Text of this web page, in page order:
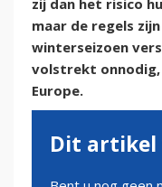
zij dan het risico
maar de regels
winterseizoen
volstrekt onnodig,
Europe.
Dit artikel